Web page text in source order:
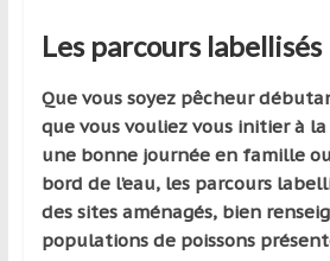
Les parcours labellisés
Que vous soyez pêcheur
que vous vouliez vous initier à
une bonne journée en famille
bord de l’eau, les parcours
des sites aménagés, bien
populations de poissons